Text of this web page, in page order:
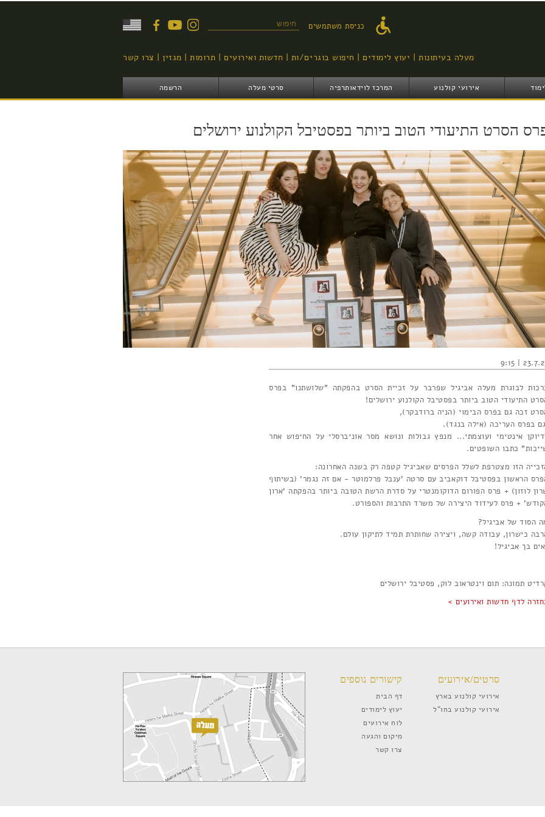
העיקרי
טופס חיפוש כניסת משתמשים
מעלה בעיתונות יעוץ לימודים חיפוש בוגרים/ות חדשות ואירועים תרומות מגזין צרו קשר
אירועי קולנוע המרכז לוידאותרפיה סרטי מעלה הרשמה
הסרט התיעודי הטוב ביותר בפסטיבל הקולנוע ירושלים
23.7.23 |
לבוגרת מעלה אביגיל שפרבר על זכיית הסרט בהפקתה "שלושתנו" בפרס
התיעודי הטוב ביותר בפסטיבל הקולנוע ירושלים!
זכה גם בפרס הבימוי (הניה ברודבקר),
בפרס העריכה (אילה בנגד).
אינטימי ועוצמתי... מנפץ גבולות ונושא מסר אוניברסלי על החיפוש אחר
כתבו השופטים.
הזו מצטרפת לשלל הפרסים שאביגיל קטפה רק בשנה האחרונה:
הראשון בפסטיבל דוקאביב עם סרטה 'ענבל פרלמוטר - אם זה נגמר' (בשיתוף
לוזון) + פרס הפורום הדוקומנטרי על סדרת הרשת הטובה ביותר בהפקתה 'ארון
+ פרס לעידוד היצירה של משרד התרבות והספורט.
הסוד של אביגיל?
כישרון, עבודה קשה, ויצירה שחותרת תמיד לתיקון עולם.
בך אביגיל!
תמונה: תום וינטראוב לוק, פסטיבל ירושלים
לדף חדשות ואירועים >
סרטים/אירועים
אירועי קולנוע בארץ
אירועי קולנוע בחו”ל
קישורים נוספים
דף הבית
יעוץ לימודים
לוח אירועים
מיקום והגעה
צרו קשר